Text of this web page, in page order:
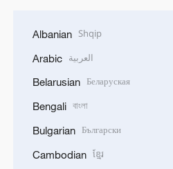
Albanian Shqip
Arabic العربية
Belarusian Беларуская
Bengali বাংলা
Bulgarian Български
Cambodian ខ្មែរ